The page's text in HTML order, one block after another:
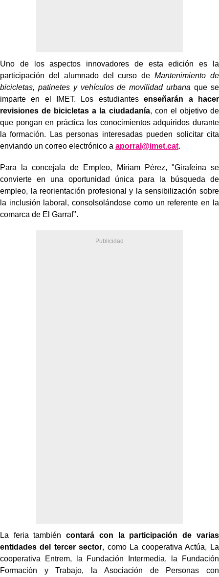
Uno de los aspectos innovadores de esta edición es la
participación del alumnado del curso deMantenimiento de
bicicletas, patinetes y vehículos de movilidad urbana que se
imparte en el IMET. Los estudiantesenseñarán a hacer
revisiones de bicicletas a la ciudadanía, con el objetivo de
que pongan en práctica los conocimientos adquiridos durante
la formación. Las personas interesadas pueden solicitar cita
enviando un correo electrónico a aporral@imet.cat.
Para la concejala de Empleo, Míriam Pérez, "Girafeina se
convierte en una oportunidad única para la búsqueda de
empleo, la reorientación profesional y la sensibilización sobre
la inclusión laboral, consolsolándose como un referente en la
comarca de El Garraf".
La feria tambiéncontará con la participación de varias
entidades del tercer sector, como La cooperativa Actúa, La
cooperativa Entrem, la Fundación Intermedia, la Fundación
Formación y Trabajo, la Asociación de Personas con